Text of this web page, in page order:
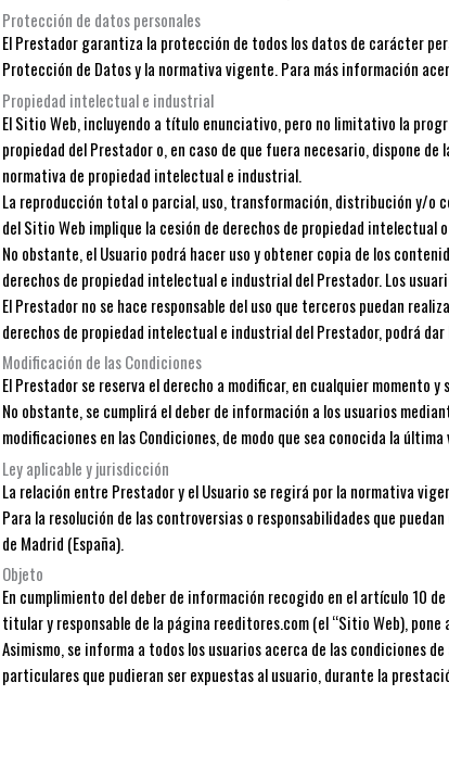
Protección de datos personales
El Prestador garantiza la protección de todos los datos de carácter
Protección de Datos y la normativa vigente. Para más información
Propiedad intelectual e industrial
El Sitio Web, incluyendo a título enunciativo, pero no limitativo la
propiedad del Prestador o, en caso de que fuera necesario, dispone
normativa de propiedad intelectual e industrial.
La reproducción total o parcial, uso, transformación, distribución y/o
del Sitio Web implique la cesión de derechos de propiedad intelectual
No obstante, el Usuario podrá hacer uso y obtener copia de los
derechos de propiedad intelectual e industrial del Prestador. Los
El Prestador no se hace responsable del uso que terceros puedan
derechos de propiedad intelectual e industrial del Prestador, podrá
Modificación de las Condiciones
El Prestador se reserva el derecho a modificar, en cualquier momento
No obstante, se cumplirá el deber de información a los usuarios
modificaciones en las Condiciones, de modo que sea conocida la
Ley aplicable y jurisdicción
La relación entre Prestador y el Usuario se regirá por la normativa
Para la resolución de las controversias o responsabilidades que
de Madrid (España).
Objeto
En cumplimiento del deber de información recogido en el artículo 10
titular y responsable de la página reeditores.com (el “Sitio Web),
Asimismo, se informa a todos los usuarios acerca de las condiciones
particulares que pudieran ser expuestas al usuario, durante la